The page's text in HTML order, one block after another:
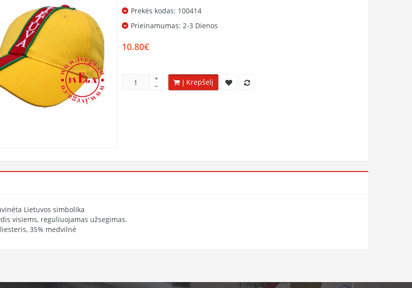
Prekės kodas: 100414
Prieinamumas: 2-3 Dienos
10.80€
Į Krepšelį
Lietuvos simbolika
visiems, reguliuojamas užsegimas.
35% medvilnė